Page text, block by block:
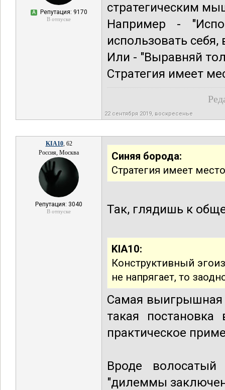
А Репутация: 9170
В отпуске
стратегическим
Например -
использовать себя,
Или - "Выравняй
Стратегия имеет
22 сентября 2019, воскресенье
KIA10, 62
Россия, Москва
Репутация: 3040
В отпуске
Синяя борода:
Стратегия имеет
Так, глядишь к
KIA10:
Конструктивный
не напрягает, то
Самая выигрышная
такая
практическое
Вроде
"дилеммы